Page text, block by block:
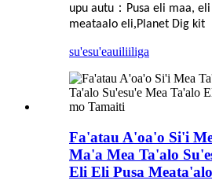
upu autu ： Pusa eli maa,
meataalo eli,Planet Dig kit
su'esu'eauiliiliga
Fa'atau A'oa'o Si'i
Ma'a Mea Ta'alo
Eli Eli Pusa